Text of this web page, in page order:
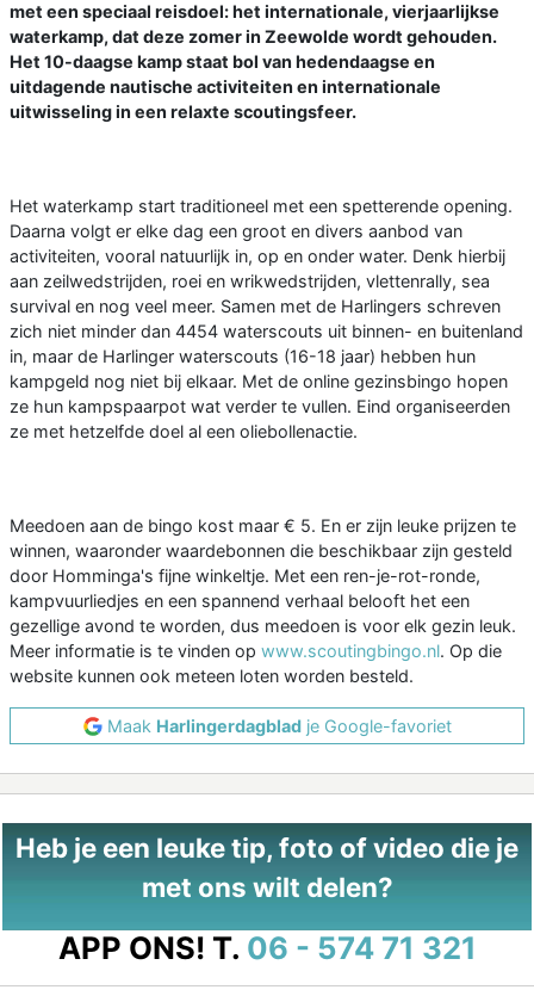
met een speciaal reisdoel: het internationale, vierjaarlijkse
waterkamp, dat deze zomer in Zeewolde wordt gehouden.
Het 10-daagse kamp staat bol van hedendaagse en
uitdagende nautische activiteiten en internationale
uitwisseling in een relaxte scoutingsfeer.
Het waterkamp start traditioneel met een spetterende opening.
Daarna volgt er elke dag een groot en divers aanbod van
activiteiten, vooral natuurlijk in, op en onder water. Denk hierbij
aan zeilwedstrijden, roei en wrikwedstrijden, vlettenrally, sea
survival en nog veel meer. Samen met de Harlingers schreven
zich niet minder dan 4454 waterscouts uit binnen- en buitenland
in, maar de Harlinger waterscouts (16-18 jaar) hebben hun
kampgeld nog niet bij elkaar. Met de online gezinsbingo hopen
ze hun kampspaarpot wat verder te vullen. Eind organiseerden
ze met hetzelfde doel al een oliebollenactie.
Meedoen aan de bingo kost maar € 5. En er zijn leuke prijzen te
winnen, waaronder waardebonnen die beschikbaar zijn gesteld
door Homminga's fijne winkeltje. Met een ren-je-rot-ronde,
kampvuurliedjes en een spannend verhaal belooft het een
gezellige avond te worden, dus meedoen is voor elk gezin leuk.
Meer informatie is te vinden op www.scoutingbingo.nl. Op die
website kunnen ook meteen loten worden besteld.
Maak Harlingerdagbladje Google-favoriet
Heb je een leuke tip, foto of video die je
met ons wilt delen?
APP ONS! T. 06 - 574 71 321